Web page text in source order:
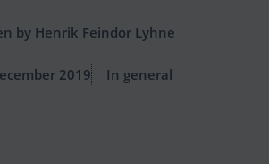
by Henrik Feindor Lyhne
2019 In general